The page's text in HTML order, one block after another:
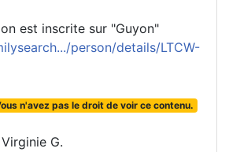
est inscrite sur "Guyon"
person/details/LTCW-
n'avez pas le droit de voir ce contenu.
G.